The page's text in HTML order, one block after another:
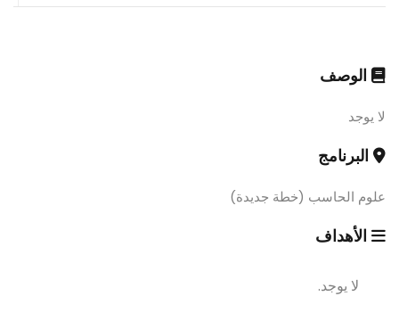
الوصف
لا يوجد
البرنامج
علوم الحاسب (خطة جديدة)
الأهداف
لا يوجد.